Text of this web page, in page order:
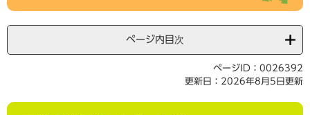
ページ内目次
ページID：0026392
更新日：2026年8月5日更新